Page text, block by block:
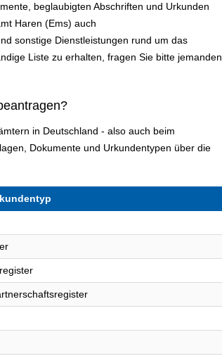
beglaubigten Abschriften und Urkunden
Haren (Ems) auch
sonstige Dienstleistungen rund um das
Liste zu erhalten, fragen Sie bitte jemanden
in Deutschland - also auch beim
Dokumente und Urkundentypen über die